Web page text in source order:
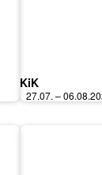
KiK
27.07. –